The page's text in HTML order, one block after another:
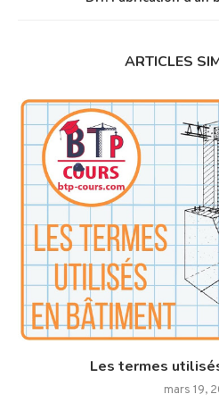
ARTICLES
Les termes
mars 19,